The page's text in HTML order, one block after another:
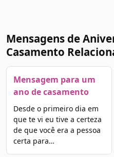
Mensagens de
Casamento
Mensagem para um
ano de casamento
Desde o primeiro dia em
que te vi eu tive a certeza
de que você era a pessoa
certa para…